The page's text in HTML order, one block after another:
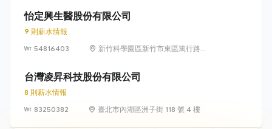
怡定興生醫股份有限公司
9 則薪水情報
54816403
新竹科學園區新竹市東區篤行路6
台灣凌昇科技股份有限公司
8 則薪水情報
83250382
臺北市內湖區洲子街 118 號 4 樓